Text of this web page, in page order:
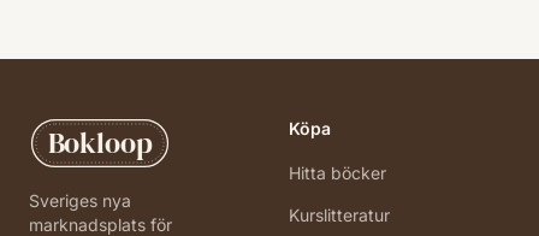
Bokloop
Sveriges nya
marknadsplats för
Köpa
Hitta böcker
Kurslitteratur